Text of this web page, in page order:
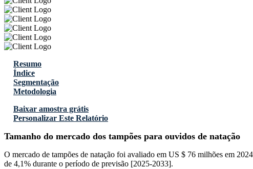
Resumo
Índice
Segmentação
Metodologia
Baixar amostra grátis
Personalizar Este Relatório
Tamanho do mercado dos tampões para ouvidos de natação
O mercado de tampões de natação foi avaliado em US $ 76 milhões em
de 4,1% durante o período de previsão [2025-2033].